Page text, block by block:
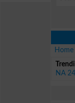
Home
NA